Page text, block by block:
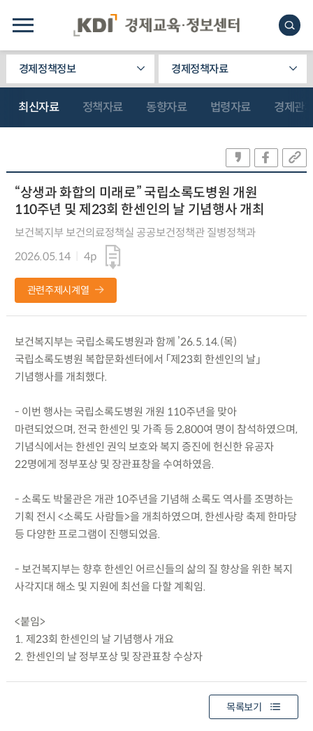
경제정책정보 경제정책자료
최신자료 정책자료 동향자료 법령자료 경제관
“상생과 화합의 미래로” 국립소록도병원 개원
110주년 및 제23회 한센인의 날 기념행사 개최
보건복지부 보건의료정책실 공공보건정책관 질병정책과
2026.05.14
4p
관련주제시계열
보건복지부는 국립소록도병원과 함께 ’26.5.14.(목)
국립소록도병원 복합문화센터에서 「제23회 한센인의 날」
기념행사를 개최했다.
- 이번 행사는 국립소록도병원 개원 110주년을 맞아
마련되었으며, 전국 한센인 및 가족 등 2,800여 명이 참석하였으며,
기념식에서는 한센인 권익 보호와 복지 증진에 헌신한 유공자
22명에게 정부포상 및 장관표창을 수여하였음.
- 소록도 박물관은 개관 10주년을 기념해 소록도 역사를 조명하는
기획 전시 <소록도 사람들>을 개최하였으며, 한센사랑 축제 한마당
등 다양한 프로그램이 진행되었음.
- 보건복지부는 향후 한센인 어르신들의 삶의 질 향상을 위한 복지
사각지대 해소 및 지원에 최선을 다할 계획임.
<붙임>
1. 제23회 한센인의 날 기념행사 개요
2. 한센인의 날 정부포상 및 장관표창 수상자
목록보기